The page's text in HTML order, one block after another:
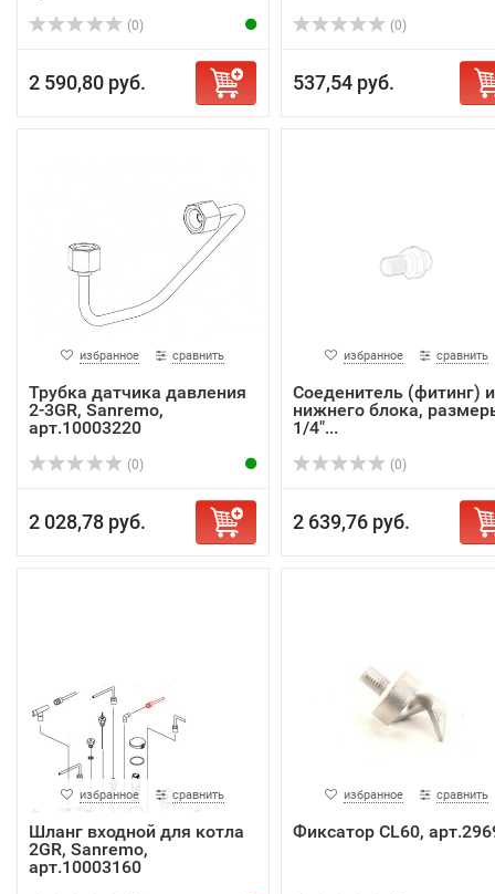
(0)
2 590,80 руб.
(0)
537,54 руб.
избранное сравнить
Трубка датчика давления
2-3GR, Sanremo,
арт.10003220
(0)
2 028,78 руб.
избранное сравнить
Соеденитель (фитинг)
нижнего блока,
1/4"...
(0)
2 639,76 руб.
избранное сравнить
Шланг входной для котла
2GR, Sanremo,
арт.10003160
избранное сравнить
Фиксатор CL60,